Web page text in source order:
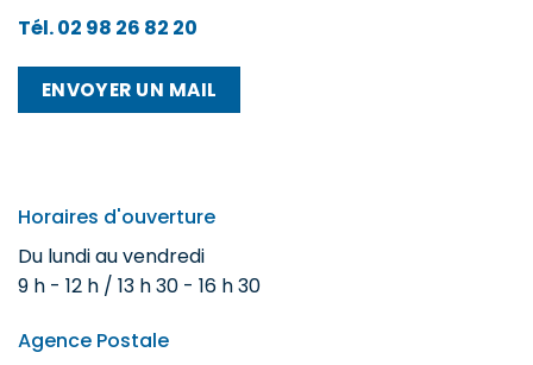
Tél. 02 98 26 82 20
ENVOYER UN MAIL
Horaires d'ouverture
Du lundi au vendredi
9 h - 12 h / 13 h 30 - 16 h 30
Agence Postale